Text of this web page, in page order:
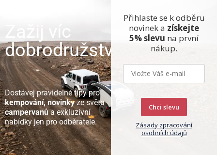
Zažij víc
dobrodružství
Dostávej pravidelné tipy pro
kempování, novinkyze světa
campervanůa exkluzivní
nabídky jen pro odběratele.
Přihlaste se k odběru
novinek a získejte
5% slevu na první
nákup.
Chci slevu
Zásady zpracování
osobních údajů